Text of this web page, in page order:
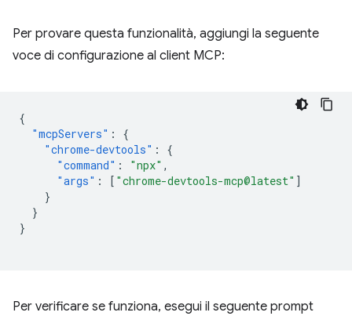
Per provare questa funzionalità, aggiungi la seguente
voce di configurazione al client MCP:
{
"mcpServers" :
{
"chrome-devtools" :
{
"command" : "npx" ,
"args" : [ "chrome-devtools-mcp@latest" ]
}
}
}
Per verificare se funziona, esegui il seguente prompt